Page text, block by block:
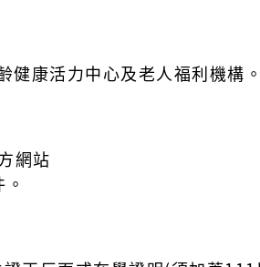
康活力中心及老人福利機構。
網站